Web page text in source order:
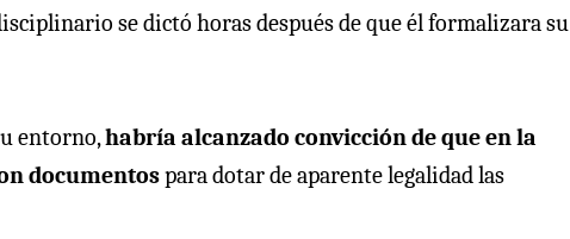
se dictó horas después de que él formalizara su
entorno,habría alcanzado convicción de que en la
documentospara dotar de aparente legalidad las